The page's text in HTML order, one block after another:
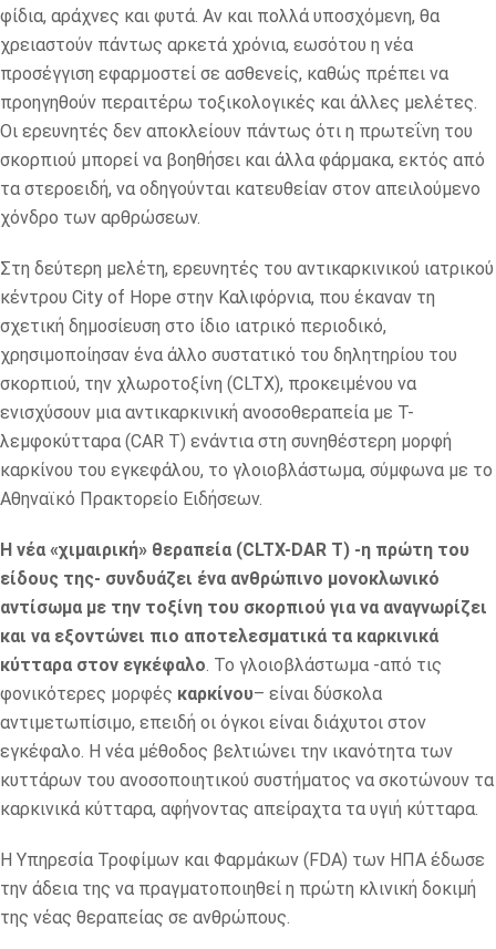
φίδια, αράχνες και φυτά. Αν και πολλά υποσχόμενη, θα
χρειαστούν πάντως αρκετά χρόνια, εωσότου η νέα
προσέγγιση εφαρμοστεί σε ασθενείς, καθώς πρέπει να
προηγηθούν περαιτέρω τοξικολογικές και άλλες μελέτες.
Οι ερευνητές δεν αποκλείουν πάντως ότι η πρωτεΐνη του
σκορπιού μπορεί να βοηθήσει και άλλα φάρμακα, εκτός από
τα στεροειδή, να οδηγούνται κατευθείαν στον απειλούμενο
χόνδρο των αρθρώσεων.
Στη δεύτερη μελέτη, ερευνητές του αντικαρκινικού ιατρικού
κέντρου City of Hope στην Καλιφόρνια, που έκαναν τη
σχετική δημοσίευση στο ίδιο ιατρικό περιοδικό,
χρησιμοποίησαν ένα άλλο συστατικό του δηλητηρίου του
σκορπιού, την χλωροτοξίνη (CLTX), προκειμένου να
ενισχύσουν μια αντικαρκινική ανοσοθεραπεία με Τ-
λεμφοκύτταρα (CAR T) ενάντια στη συνηθέστερη μορφή
καρκίνου του εγκεφάλου, το γλοιοβλάστωμα, σύμφωνα με το
Αθηναϊκό Πρακτορείο Ειδήσεων.
Η νέα «χιμαιρική» θεραπεία (CLTX-DAR T) -η πρώτη του
είδους της- συνδυάζει ένα ανθρώπινο μονοκλωνικό
αντίσωμα με την τοξίνη του σκορπιού για να αναγνωρίζει
και να εξοντώνει πιο αποτελεσματικά τα καρκινικά
κύτταρα στον εγκέφαλο . Το γλοιοβλάστωμα -από τις
φονικότερες μορφές καρκίνου– είναι δύσκολα
αντιμετωπίσιμο, επειδή οι όγκοι είναι διάχυτοι στον
εγκέφαλο. Η νέα μέθοδος βελτιώνει την ικανότητα των
κυττάρων του ανοσοποιητικού συστήματος να σκοτώνουν τα
καρκινικά κύτταρα, αφήνοντας απείραχτα τα υγιή κύτταρα.
Η Υπηρεσία Τροφίμων και Φαρμάκων (FDA) των ΗΠΑ έδωσε
την άδεια της να πραγματοποιηθεί η πρώτη κλινική δοκιμή
της νέας θεραπείας σε ανθρώπους.